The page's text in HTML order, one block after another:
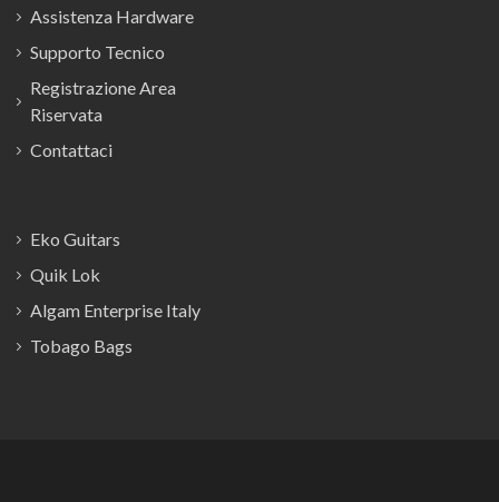
Assistenza Hardware
Supporto Tecnico
Registrazione Area
Riservata
Contattaci
Eko Guitars
Quik Lok
Algam Enterprise Italy
Tobago Bags